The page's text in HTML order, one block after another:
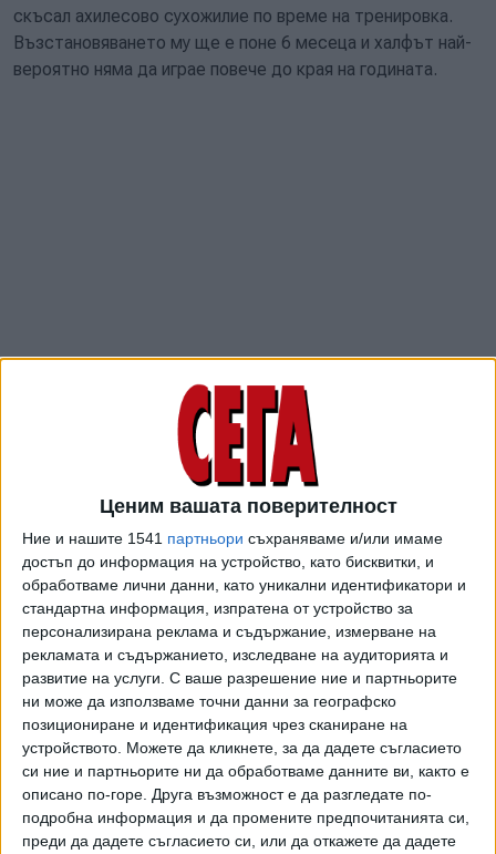
Ценим вашата поверителност
Ние и нашите 1541 партньори съхраняваме и/или имаме
достъп до информация на устройство, като бисквитки, и
обработваме лични данни, като уникални идентификатори и
стандартна информация, изпратена от устройство за
персонализирана реклама и съдържание, измерване на
рекламата и съдържанието, изследване на аудиторията и
развитие на услуги. С ваше разрешение ние и партньорите
ни може да използваме точни данни за географско
позициониране и идентификация чрез сканиране на
устройството. Можете да кликнете, за да дадете съгласието
си ние и партньорите ни да обработваме данните ви, както е
описано по-горе. Друга възможност е да разгледате по-
подробна информация и да промените предпочитанията си,
преди да дадете съгласието си, или да откажете да дадете
скъсал ахилесово сухожилие по време на тренировка.
Възстановяването му ще е поне 6 месеца и халфът най-
вероятно няма да играе повече до края на годината.
Това означава, че престоят на 24-годишния Кръстев в
"Гьозтепе" приключи, тъй като той бе преотстъпен до
юни т.г. Сега българският футболист ще се върне в
"Ломел", откъдето ще организират лечението и
рехабилитацията му. Тежката травма също така ще
попречи на играча да участва за националния тим в
мачовете в Лига С на турнира Лига на нациите. Кръстев
носеше капитанската лента в българския тим в двата ни
мача от турнира "FIFA Series 2026" през март в
Джакарта - при 10:2 над Соломоновите о-ви и при 1:0 над
Индонезия.
Той беше привлечен в началото на февруари в "Гьозтепе"
по настояване на треньора на турския тим Станимир
Стоилов. До момента Филип Кръстев имаше 11 мача и 1
асистенция за отбора от Измир.